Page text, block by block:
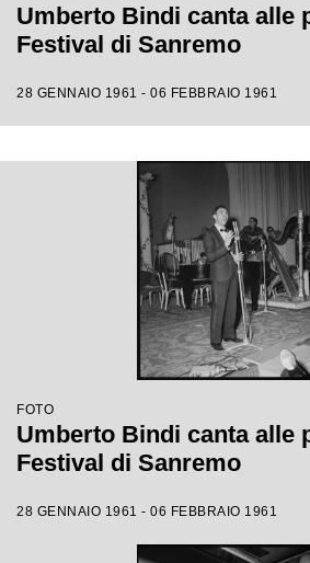
Umberto Bindi canta alle
Festival di Sanremo
28 GENNAIO 1961 - 06 FEBBRAIO 1961
FOTO
Umberto Bindi canta alle
Festival di Sanremo
28 GENNAIO 1961 - 06 FEBBRAIO 1961